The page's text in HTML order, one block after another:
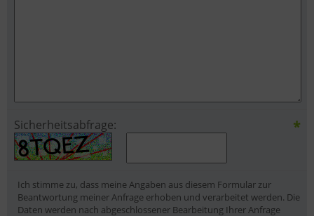
Sicherheitsabfrage: *
Ich stimme zu, dass meine Angaben aus diesem Formular zur
Beantwortung meiner Anfrage erhoben und verarbeitet werden. Die
Daten werden nach abgeschlossener Bearbeitung Ihrer Anfrage